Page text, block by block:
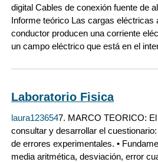
digital Cables de conexión fuente de
Informe teórico Las cargas eléctricas
conductor producen una corriente
un campo eléctrico que está en el
Laboratorio Fisica
laura1236547. MARCO TEORICO:
consultar y desarrollar el
de errores experimentales. •
media aritmética, desviación, error